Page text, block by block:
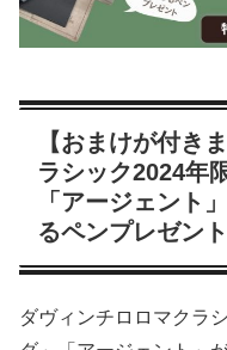
【おまけが付き
ラシック2024年
「アージェント
るペンプレゼント
ダヴィンチロロマクラ